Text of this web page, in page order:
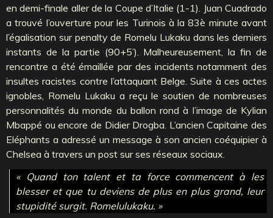
en demi-finale aller de la Coupe d’Italie (1-1). Juan Cuadrado
a trouvé l’ouverture pour les Turinois à la 83è minute avant
l’égalisation sur penalty de Romelu Lukaku dans les derniers
instants de la partie (90+5’). Malheureusement, la fin de
rencontre a été émaillée par des incidents notamment des
insultes racistes contre l’attaquant Belge. Suite à ces actes
ignobles, Romelu Lukaku a reçu le soutien de nombreuses
personnalités du monde du ballon rond à l’image de Kylian
Mbappé ou encore de Didier Drogba. L’ancien Capitaine des
Eléphants a adressé un message à son ancien coéquipier à
Chelsea à travers un post sur ses réseaux sociaux.
« Quand ton talent et ta force commencent à les
blesser et que tu deviens de plus en plus grand, leur
stupidité surgit. Romelulukaku. »